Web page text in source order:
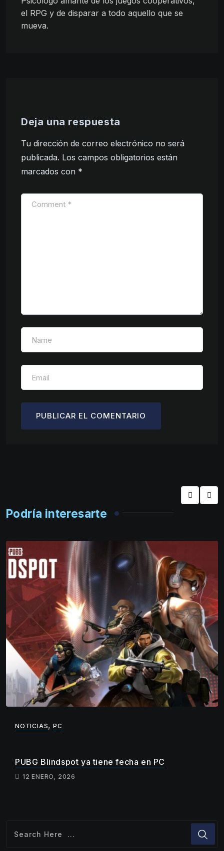
el RPG y de disparar a todo aquello que se
mueva.
Deja una respuesta
Tu dirección de correo electrónico no será
publicada. Los campos obligatorios están
marcados con *
Podría interesarte
NOTICIAS,PC
PUBG Blindspot ya tiene fecha en PC
12 ENERO, 2026